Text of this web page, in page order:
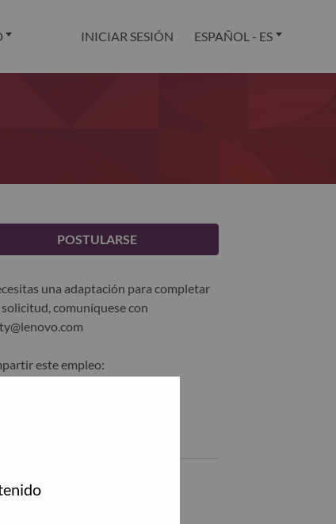
INICIAR SESIÓN ESPAÑOL - ES
POSTULARSE
una adaptación para completar
comuníquese con
este empleo:
舱软件SQA